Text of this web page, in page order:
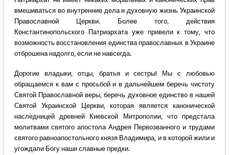
вмешиваться во внутренние дела и духовную жизнь Украинской
Православной Церкви. Более того, действия
Константинопольского Патриархата уже привели к тому, что
возможность восстановления единства православных в Украине
отброшена надолго, если не навсегда.
Дорогие владыки, отцы, братья и сестры! Мы с любовью
обращаемся к вам с просьбой и в дальнейшем беречь чистоту
Святой Православной веры, беречь духовное единство в нашей
Святой Украинской Церкви, которая является канонической
наследницей древней Киевской Митрополии, что предстала
молитвами святого апостола Андрея Первозванного и трудами
святого равноапостольного князя Владимира, и в которой жили и
угождали Богу наши славные предки.